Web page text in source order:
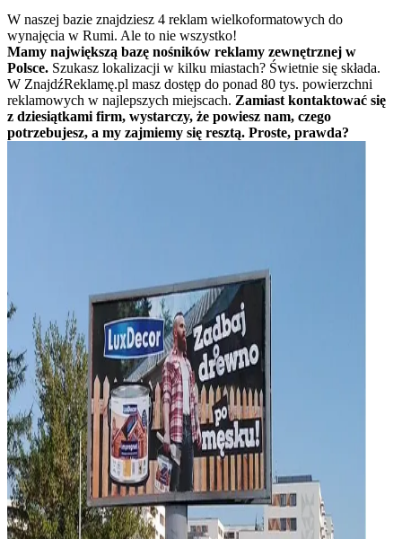
W naszej bazie znajdziesz 4 reklam wielkoformatowych do
wynajęcia w Rumi. Ale to nie wszystko!
Mamy największą bazę nośników reklamy zewnętrznej w
Polsce. Szukasz lokalizacji w kilku miastach? Świetnie się składa.
W ZnajdźReklamę.pl masz dostęp do ponad 80 tys. powierzchni
reklamowych w najlepszych miejscach. Zamiast kontaktować się
z dziesiątkami firm, wystarczy, że powiesz nam, czego
potrzebujesz, a my zajmiemy się resztą. Proste, prawda?